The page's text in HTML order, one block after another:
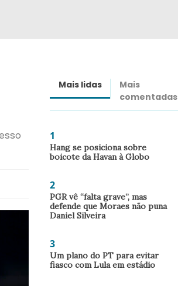
Mais lidas
Mais
comentadas
1
Hang se posiciona sobre
boicote da Havan à Globo
2
PGR vê “falta grave”, mas
defende que Moraes não puna
Daniel Silveira
3
Um plano do PT para evitar
fiasco com Lula em estádio